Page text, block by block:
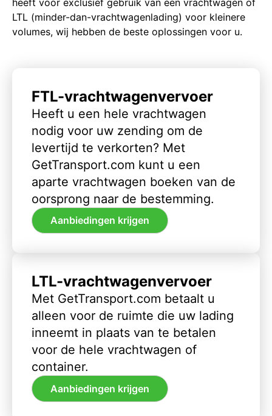
LTL (minder-dan-vrachtwagenlading) voor kleinere
volumes, wij hebben de beste oplossingen voor u.
FTL-vrachtwagenvervoer
Heeft u een hele vrachtwagen
nodig voor uw zending om de
levertijd te verkorten? Met
GetTransport.com kunt u een
aparte vrachtwagen boeken van de
oorsprong naar de bestemming.
Aanbiedingen krijgen
LTL-vrachtwagenvervoer
Met GetTransport.com betaalt u
alleen voor de ruimte die uw lading
inneemt in plaats van te betalen
voor de hele vrachtwagen of
container.
Aanbiedingen krijgen